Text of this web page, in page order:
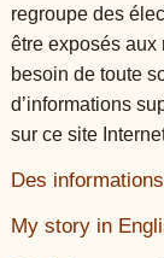
regroupe des
être exposés aux
besoin de toute
d’informations
sur ce site
Des
My story in